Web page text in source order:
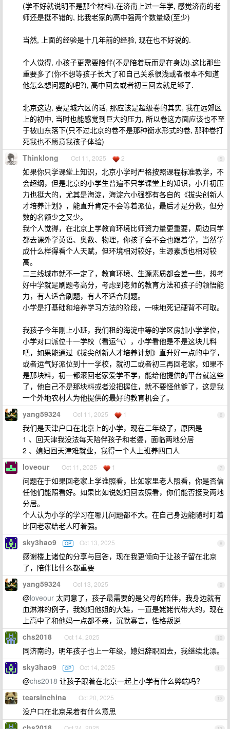
(学不好就说明不是那个材料).在济南上过一年学, 感觉济南的老
师还是挺不错的, 比我老家的高中强两个数量级(至少)
当然, 上面的经验是十几年前的经验, 现在也不好说的.
个人觉得, 小孩子更需要陪伴(不是陪着玩而是在身边),这比那些
重要多了(你不想等孩子长大了和自己关系很浅或者根本不知道
他怎么想问题的吧?), 高中回去或者初三回去就足够了.
北京这边, 要是城六区的话, 那应该是超级卷的其实, 我在远郊区
上的初中, 当时也能感觉到巨大的压力, 所以卷这方面应该也不至
于被山东落下(只不过北京的卷不是那种衡水形式的卷, 那种卷打
死我也不愿意我孩子体验)
5
Thinklong Oct 11, 2025 2
如果你只学课堂上知识，北京小学时严格按照课程标准教学，不
会超纲，但是北京的小学生普遍不只学课堂上的知识，小升初压
力也挺大的，尤其是海淀，海淀六小强都有各自的《拔尖创新人
才培养计划》，能直升肯定不会等着派位，最后才是分数，但分
数的名额少之又少。
我个人觉得，在北京上学教育环境比师资力量更重要，周边同学
都去课外学英语、奥数、物理，你孩子会不会也跟着学，当然学
成什么样得看个人天赋，但环境相对较好，生源素质也相对较
高。
二三线城市就不一定了，教育环境、生源素质都会差一些，想考
好中学就是刷题考高分，考虑到老师的教育方法和孩子的领悟能
力，有人适合刷题，有人不适合刷题。
小学是打基础和培养学习方法的阶段，一味地死记硬背不可取。
我孩子今年刚上小班，我们租的海淀中等的学区房加小学学位，
小学对口派位十一学校（看运气），小学看他是不是这块儿料
吧，如果能通过《拔尖创新人才培养计划》直升好一点的中学，
或者运气好派位到十一学校，就初二或者初三再回老家，如果不
是那块料，初一都滚回老家爱学不学，能给他提供的平台就这些
了，他自己不是那块料或者没把握住，就不要怪他爹了，这是我
一个外地农村人为他提供的最好的教育机会了。
6
yang59324 Oct 11, 2025 1
我们是天津户口在北京上的小学，现在二年级了，原因是
1 、回天津我没法每天陪伴孩子和老婆，面临两地分居
2 、媳妇回天津难就业，我得一个人上班养四口人
7
loveour Oct 11, 2025 1
问题在于如果回老家上学谁照看，比如家里老人照看，你是否信
任他们能照看好。如果比如说媳妇回去照看，你们能否接受两地
分居。
个人认为小学的学习在哪儿问题都不大。在自己身边能随时盯着
比回老家给老人盯着强。
8
sky3hao9 OP Oct 13, 2025
感谢楼上诸位的分享与回答，现在我更倾向于让孩子留在北京
了，陪伴比什么都重要
9
yang59324 Oct 13, 2025
@loveour 太同意了，孩子最需要的是父母的陪伴，我身边就有
血淋淋的例子，我媳妇他姐的大娃，一直是姥姥代带大的，现在
上高中了和他妈一点都不亲，沉默寡言，性格叛逆
10
chs2018 Oct 14, 2025
同济南的，明年孩子也上一年级，媳妇辞职回去，我继续北漂。
11
sky3hao9 OP Oct 14, 2025
@chs2018 让孩子跟着在北京一起上小学有什么弊端吗?
12
tearsinchina Oct 20, 2025
没户口在北京呆着有什么意思